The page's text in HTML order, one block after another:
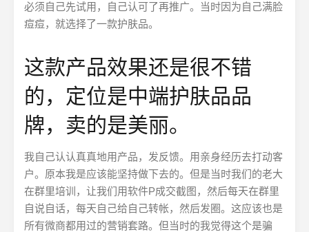
必须自己先试用，自己认可了再推广。当时因为自己满脸
痘痘，就选择了一款护肤品。
这款产品效果还是很不错
的，定位是中端护肤品品
牌，卖的是美丽。
我自己认认真真地用产品，发反馈。用亲身经历去打动客
户。原本我是应该能坚持做下去的。但是当时我们的老大
在群里培训，让我们用软件P成交截图，然后每天在群里
自说自话，每天自己给自己转帐，然后发圈。这应该也是
所有微商都用过的营销套路。但当时的我觉得这个是骗